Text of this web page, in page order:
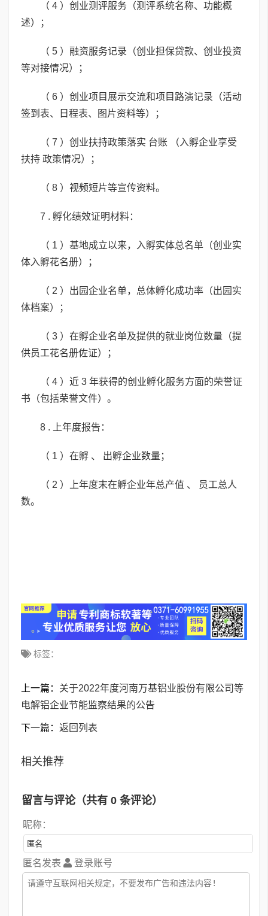
（ 4 ）创业测评服务（测评系统名称、功能概
述）；
（ 5 ）融资服务记录（创业担保贷款、创业投资
等对接情况）；
（ 6 ）创业项目展示交流和项目路演记录（活动
签到表、日程表、图片资料等）；
（ 7 ）创业扶持政策落实 台账 （入孵企业享受
扶持 政策情况）；
（ 8 ）视频短片等宣传资料。
7 . 孵化绩效证明材料：
（ 1 ）基地成立以来，入孵实体总名单（创业实
体入孵花名册）；
（ 2 ）出园企业名单，总体孵化成功率（出园实
体档案）；
（ 3 ）在孵企业名单及提供的就业岗位数量（提
供员工花名册佐证）；
（ 4 ）近 3 年获得的创业孵化服务方面的荣誉证
书（包括荣誉文件）。
8 . 上年度报告：
（ 1 ）在孵 、 出孵企业数量；
（ 2 ）上年度末在孵企业年总产值 、 员工总人
数。
标签：
上一篇： 关于2022年度河南万基铝业股份有限公司等
电解铝企业节能监察结果的公告
下一篇： 返回列表
相关推荐
留言与评论（共有 0 条评论）
昵称：
匿名发表 登录账号